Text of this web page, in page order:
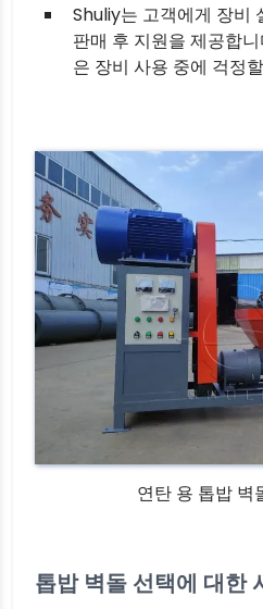
Shuliy는 고객에게 장비
판매 후 지원을 제공합
은 장비 사용 중에 걱정
연탄 용 톱밥 벽
톱밥 벽돌 선택에 대한